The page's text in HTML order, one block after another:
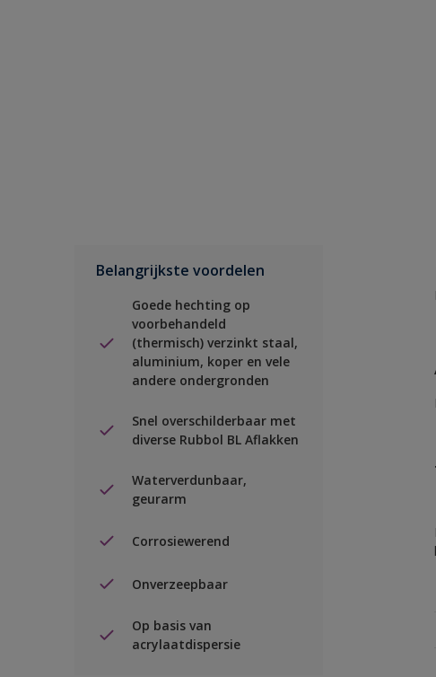
Belangrijkste voordelen
Goede hechting op
voorbehandeld
(thermisch) verzinkt staal,
aluminium, koper en vele
andere ondergronden
Snel overschilderbaar met
diverse Rubbol BL Aflakken
Waterverdunbaar,
geurarm
Corrosiewerend
Onverzeepbaar
Op basis van
acrylaatdispersie